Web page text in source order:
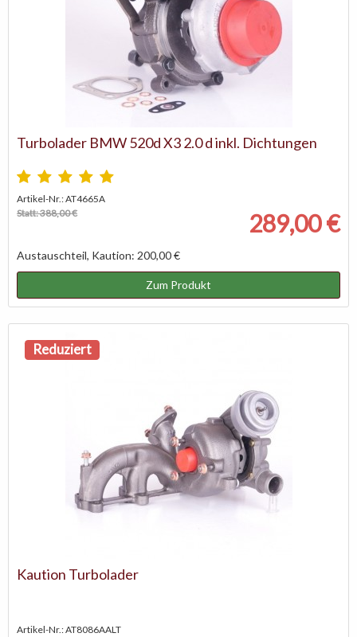
Turbolader BMW 520d X3 2.0 d inkl. Dichtungen
Artikel-Nr.: AT4665A
Statt: 388,00 €
289,00 €
Austauschteil, Kaution: 200,00 €
Zum Produkt
Reduziert
Kaution Turbolader
Artikel-Nr.: AT8086AALT